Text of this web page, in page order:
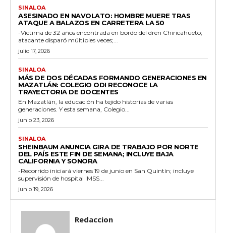
SINALOA
ASESINADO EN NAVOLATO: HOMBRE MUERE TRAS
ATAQUE A BALAZOS EN CARRETERA LA 50
-Víctima de 32 años encontrada en bordo del dren Chiricahueto;
atacante disparó múltiples veces;...
julio 17, 2026
SINALOA
MÁS DE DOS DÉCADAS FORMANDO GENERACIONES EN
MAZATLÁN: COLEGIO ODI RECONOCE LA
TRAYECTORIA DE DOCENTES
En Mazatlán, la educación ha tejido historias de varias
generaciones. Y esta semana, Colegio...
junio 23, 2026
SINALOA
SHEINBAUM ANUNCIA GIRA DE TRABAJO POR NORTE
DEL PAÍS ESTE FIN DE SEMANA; INCLUYE BAJA
CALIFORNIA Y SONORA
-Recorrido iniciará viernes 19 de junio en San Quintín; incluye
supervisión de hospital IMSS...
junio 19, 2026
Redaccion